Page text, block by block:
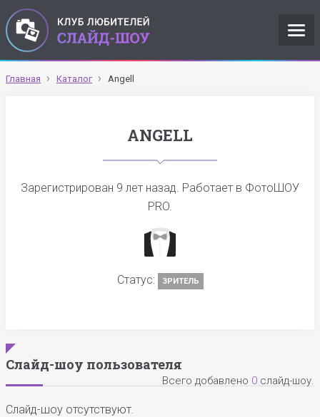
Главная Каталог Angell
ANGELL
Зарегистрирован 9 лет назад. Работает в ФотоШОУ
PRO.
Статус: ЗРИТЕЛЬ
Слайд-шоу пользователя
Всего добавлено 0 слайд-шоу.
Слайд-шоу отсутствуют.